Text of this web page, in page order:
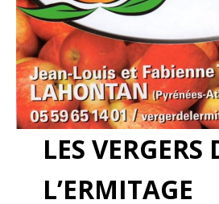
LES VERGERS
L’ERMITAGE